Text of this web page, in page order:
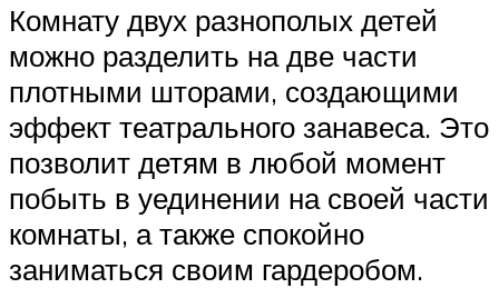
Комнату двух разнополых детей
можно разделить на две части
плотными шторами, создающими
эффект театрального занавеса. Это
позволит детям в любой момент
побыть в уединении на своей части
комнаты, а также спокойно
заниматься своим гардеробом.